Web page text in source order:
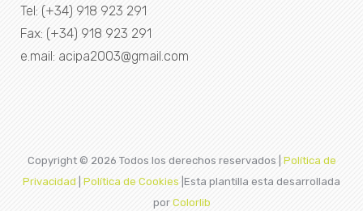
Tel: (+34) 918 923 291
Fax: (+34) 918 923 291
e.mail: acipa2003@gmail.com
Copyright © 2026 Todos los derechos reservados | Política de
Privacidad
Política de Cookies |Esta plantilla esta desarrollada
por Colorlib